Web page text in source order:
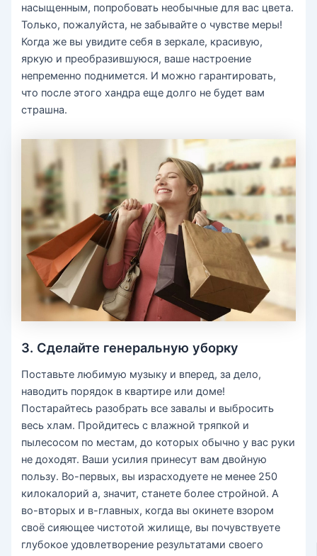
насыщенным, попробовать необычные для вас цвета.
Только, пожалуйста, не забывайте о чувстве меры!
Когда же вы увидите себя в зеркале, красивую,
яркую и преобразившуюся, ваше настроение
непременно поднимется. И можно гарантировать,
что после этого хандра еще долго не будет вам
страшна.
3. Сделайте генеральную уборку
Поставьте любимую музыку и вперед, за дело,
наводить порядок в квартире или доме!
Постарайтесь разобрать все завалы и выбросить
весь хлам. Пройдитесь с влажной тряпкой и
пылесосом по местам, до которых обычно у вас руки
не доходят. Ваши усилия принесут вам двойную
пользу. Во-первых, вы израсходуете не менее 250
килокалорий а, значит, станете более стройной. А
во-вторых и в-главных, когда вы окинете взором
своё сияющее чистотой жилище, вы почувствуете
глубокое удовлетворение результатами своего